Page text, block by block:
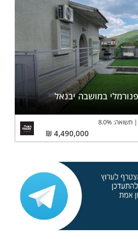
במושבה יבנאל
תשואה: 8.0%
4,490,000
₪